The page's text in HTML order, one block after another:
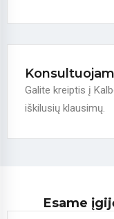
Galite kreiptis į
iškilusių klausimų.
Esame